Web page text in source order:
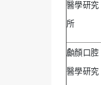
醫學研究
所
顱顏口腔
醫學研究